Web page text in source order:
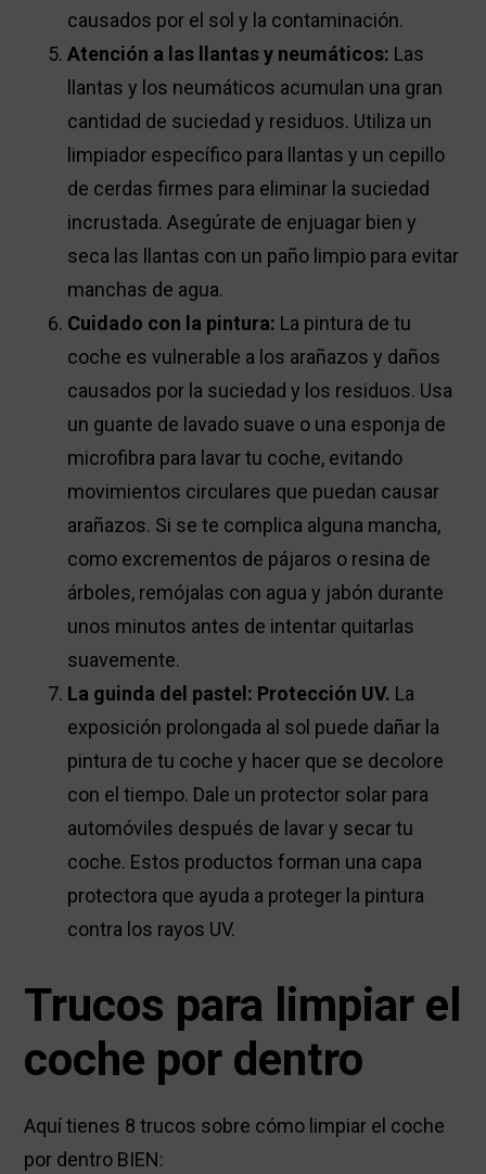
causados por el sol y la contaminación.
Atención a las llantas y neumáticos: Las
llantas y los neumáticos acumulan una gran
cantidad de suciedad y residuos. Utiliza un
limpiador específico para llantas y un cepillo
de cerdas firmes para eliminar la suciedad
incrustada. Asegúrate de enjuagar bien y
seca las llantas con un paño limpio para evitar
manchas de agua.
Cuidado con la pintura: La pintura de tu
coche es vulnerable a los arañazos y daños
causados por la suciedad y los residuos. Usa
un guante de lavado suave o una esponja de
microfibra para lavar tu coche, evitando
movimientos circulares que puedan causar
arañazos. Si se te complica alguna mancha,
como excrementos de pájaros o resina de
árboles, remójalas con agua y jabón durante
unos minutos antes de intentar quitarlas
suavemente.
La guinda del pastel: Protección UV. La
exposición prolongada al sol puede dañar la
pintura de tu coche y hacer que se decolore
con el tiempo. Dale un protector solar para
automóviles después de lavar y secar tu
coche. Estos productos forman una capa
protectora que ayuda a proteger la pintura
contra los rayos UV.
Trucos para limpiar el
coche por dentro
Aquí tienes 8 trucos sobre cómo limpiar el coche
por dentro BIEN: